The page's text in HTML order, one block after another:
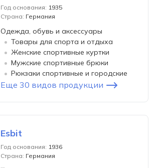
Год основания: 1935
Страна: Германия
Одежда, обувь и аксессуары
Товары для спорта и отдыха
Женские спортивные куртки
Мужские спортивные брюки
Рюкзаки спортивные и городские
Еще 30 видов продукции
Esbit
Год основания: 1936
Страна: Германия